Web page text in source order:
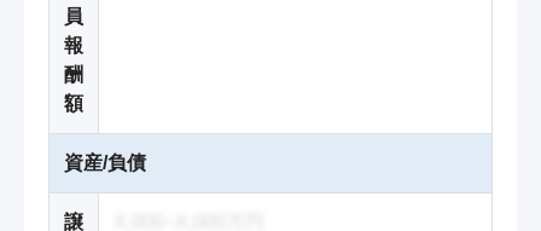
員
報
酬
額
資産/負債
譲